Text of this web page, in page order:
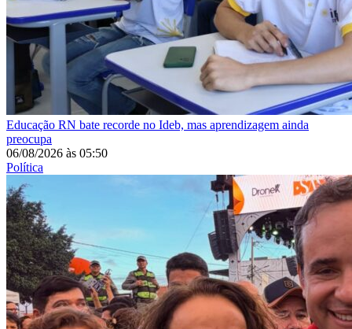
Educação RN bate recorde no Ideb, mas aprendizagem ainda
preocupa
06/08/2026 às 05:50
Política